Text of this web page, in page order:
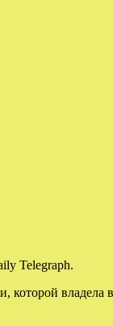
Telegraph.
которой